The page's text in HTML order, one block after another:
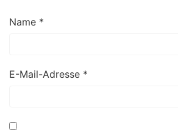
Name *
E-Mail-Adresse *